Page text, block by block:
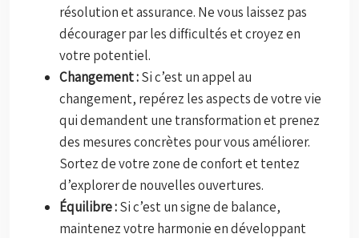
résolution et assurance. Ne vous laissez pas
décourager par les difficultés et croyez en
votre potentiel.
Changement :Si c’est un appel au
changement, repérez les aspects de votre vie
qui demandent une transformation et prenez
des mesures concrètes pour vous améliorer.
Sortez de votre zone de confort et tentez
d’explorer de nouvelles ouvertures.
Équilibre :Si c’est un signe de balance,
maintenez votre harmonie en développant